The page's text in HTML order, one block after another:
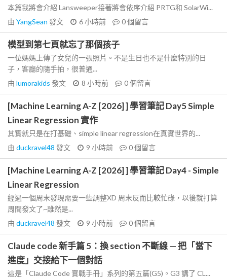
本篇我將會介紹 Lansweeper接著將會依序介紹 PRTG和 SolarWi...
由 YangSean 發文 6 小時前 0個留言
模型到第七頁就忘了那個孩子
一位媽媽上傳了女兒的一張照片。不是生日也不是什麼特別的日
子，客廳的隨手拍，很普通...
由 lumorakids 發文 8 小時前 0個留言
[Machine Learning A-Z [2026] ] 學習筆記 Day5 Simple
Linear Regression 實作
其實就只是在打基礎、simple linear regression在真實世界的...
由 duckravel48 發文 9 小時前 0個留言
[Machine Learning A-Z [2026] ] 學習筆記 Day4 - Simple
Linear Regression
經過一個周末發現需要一些調整XD 周末反而比較忙碌，以後就打算
周間發文了~雖然是...
由 duckravel48 發文 9 小時前 0個留言
Claude code 新手篇 5：換 section 不斷線 — 把「當下
進度」交接給下一個對話
這是「Claude Code 實戰手冊」系列的第五篇(G5)。G3 講了 CL...